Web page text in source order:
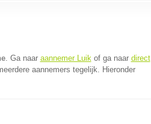
. Ga naar aannemer Luikof ga naar direct
aannemers tegelijk. Hieronder